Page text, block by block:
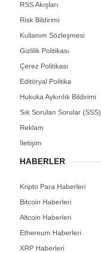
RSS Akışları
Risk Bildirimi
Kullanım Sözleşmesi
Gizlilik Politikası
Çerez Politikası
Editöryal Politika
Hukuka Aykırılık Bildirimi
Sık Sorulan Sorular (SSS)
Reklam
İletişim
HABERLER
Kripto Para Haberleri
Bitcoin Haberleri
Altcoin Haberleri
Ethereum Haberleri
XRP Haberleri